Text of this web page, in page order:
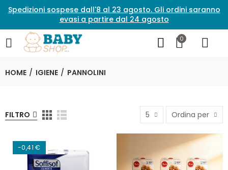
Spedizioni sospese dall'8 al 23 agosto. Gli ordini saranno
evasi a partire dal 24 agosto
0
HOME IGIENE PANNOLINI
FILTRO 5 Ordina per
-0,41 €